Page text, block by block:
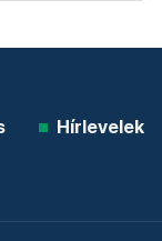
Hírlevelek